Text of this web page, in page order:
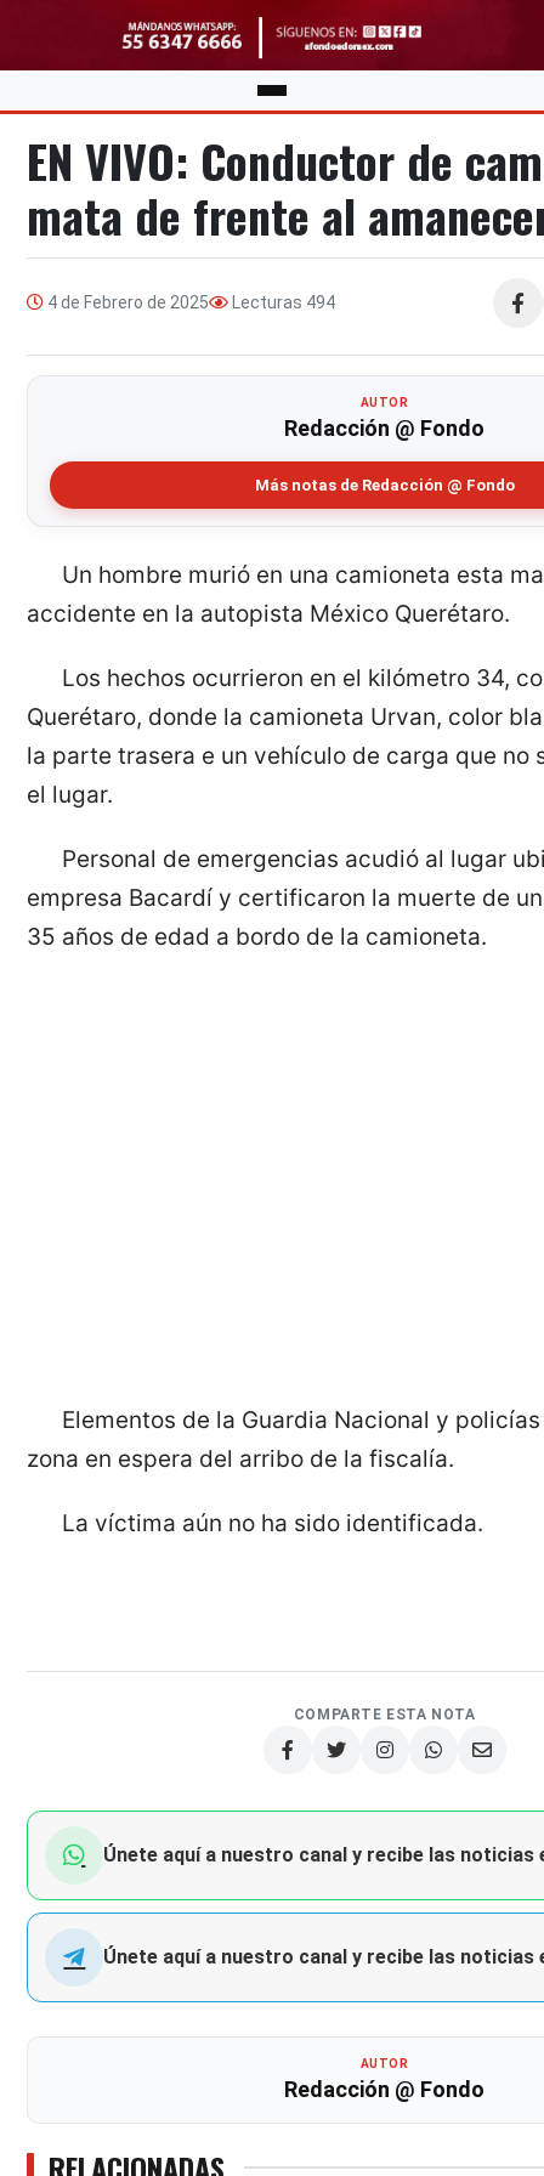
EN VIVO: Conductor de
mata de frente al
4 de Febrero de 2025 Lecturas 494
AUTOR
Redacción @ Fondo
Más notas de Redacción @ Fondo
Un hombre murió en una camioneta esta
accidente en la autopista México Querétaro.
Los hechos ocurrieron en el kilómetro 34,
Querétaro, donde la camioneta Urvan, color
la parte trasera e un vehículo de carga que no
el lugar.
Personal de emergencias acudió al lugar
empresa Bacardí y certificaron la muerte de
35 años de edad a bordo de la camioneta.
Elementos de la Guardia Nacional y
zona en espera del arribo de la fiscalía.
La víctima aún no ha sido identificada.
COMPARTE ESTA NOTA
Únete aquí a nuestro canal y recibe las noticias
Únete aquí a nuestro canal y recibe las noticias
AUTOR
Redacción @ Fondo
RELACIONADAS